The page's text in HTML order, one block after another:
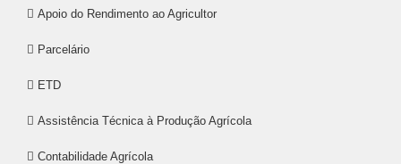
Apoio do Rendimento ao Agricultor
Parcelário
ETD
Assistência Técnica à Produção Agrícola
Contabilidade Agrícola